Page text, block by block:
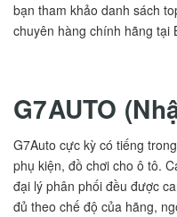
bạn tham khảo danh sách
chuyên hàng chính hãng tại
G7AUTO
G7Auto cực kỳ có tiếng
phụ kiện, đồ chơi cho ô tô.
đại lý phân phối đều được
đủ theo chế độ của hãng,